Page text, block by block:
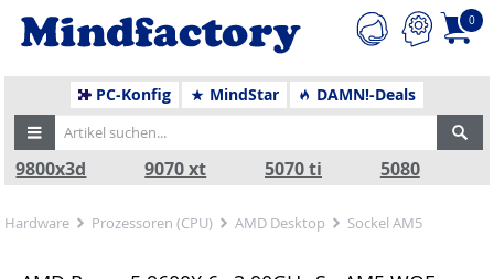
0
PC-Konfig MindStar DAMN!-Deals
9800x3d 9070 xt 5070 ti 5080
Hardware Prozessoren (CPU) AMD Desktop Sockel AM5